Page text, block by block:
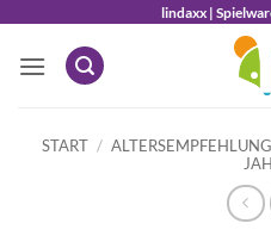
springen
lindaxx |
START / ALTERSEMPFEHLUNG